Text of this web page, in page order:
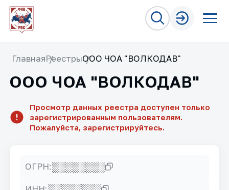
ГлавнаяРеестрыООО ЧОА "ВОЛКОДАВ"
ООО ЧОА "ВОЛКОДАВ"
Просмотр данных реестра доступен только
зарегистрированным пользователям.
Пожалуйста, зарегистрируйтесь.
ОГРН:░░░░░░░░